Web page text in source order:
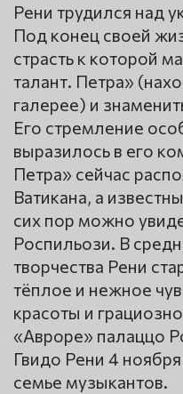
Рени трудился над
Под конец своей
страсть к которой
талант. Петра»
галерее) и
Его стремление
выразилось в его
Петра» сейчас
Ватикана, а
сих пор можно
Роспильози. В
творчества Рени
тёплое и нежное
красоты и
«Авроре» палаццо
Гвидо Рени 4
семье музыкантов.